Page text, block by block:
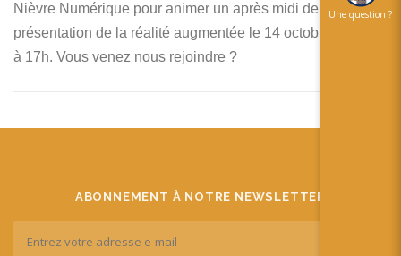
Nièvre Numérique pour animer un après midi de
présentation de la réalité augmentée le 14 octobre de 14h
à 17h. Vous venez nous rejoindre ?
ABONNEMENT À NOTRE NEWSLETTER
Une question ?